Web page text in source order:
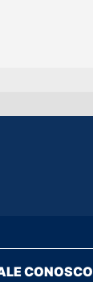
CONOSCO